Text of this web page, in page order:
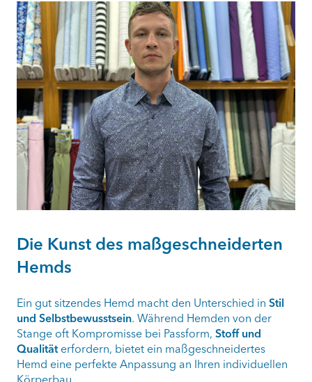
Die Kunst des maßgeschneiderten
Hemds
Ein gut sitzendes Hemd macht den Unterschied in Stil
und Selbstbewusstsein. Während Hemden von der
Stange oft Kompromisse bei Passform, Stoff und
Qualitäterfordern, bietet ein maßgeschneidertes
Hemd eine perfekte Anpassung an Ihren individuellen
Körperbau.